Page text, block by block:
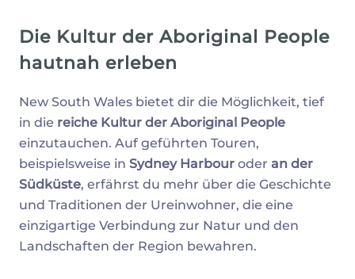
Die Kultur der Aboriginal People
hautnah erleben
New South Wales bietet dir die Möglichkeit, tief
in die reiche Kultur der Aboriginal People
einzutauchen. Auf geführten Touren,
beispielsweise in Sydney Harbour oder an der
Südküste, erfährst du mehr über die Geschichte
und Traditionen der Ureinwohner, die eine
einzigartige Verbindung zur Natur und den
Landschaften der Region bewahren.